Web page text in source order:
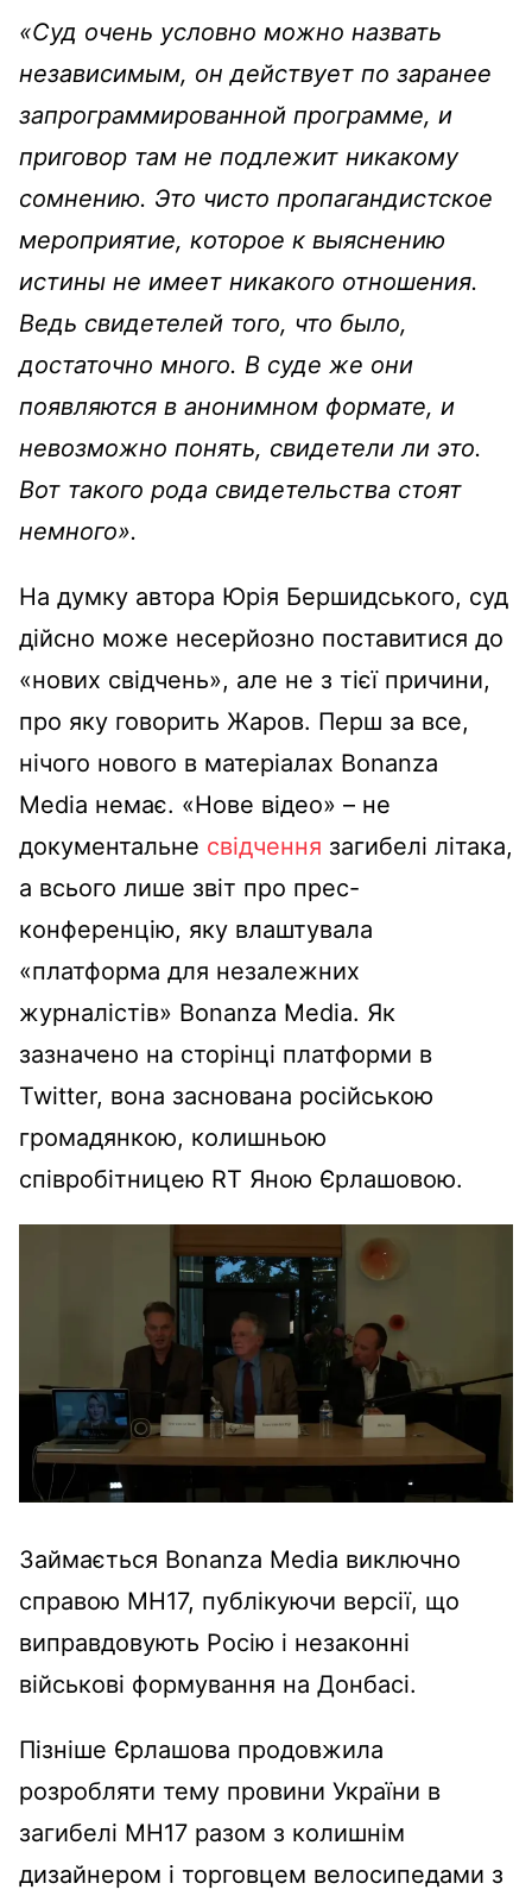
«Суд очень условно можно назвать
независимым, он действует по заранее
запрограммированной программе, и
приговор там не подлежит никакому
сомнению. Это чисто пропагандистское
мероприятие, которое к выяснению
истины не имеет никакого отношения.
Ведь свидетелей того, что было,
достаточно много. В суде же они
появляются в анонимном формате, и
невозможно понять, свидетели ли это.
Вот такого рода свидетельства стоят
немного».
На думку автора Юрія Бершидського, суд
дійсно може несерйозно поставитися до
«нових свідчень», але не з тієї причини,
про яку говорить Жаров. Перш за все,
нічого нового в матеріалах Bonanza
Media немає. «Нове відео» – не
документальне свідчення загибелі літака,
а всього лише звіт про прес-
конференцію, яку влаштувала
«платформа для незалежних
журналістів» Bonanza Media. Як
зазначено на сторінці платформи в
Twitter, вона заснована російською
громадянкою, колишньою
співробітницею RT Яною Єрлашовою.
Займається Bonanza Media виключно
справою MH17, публікуючи версії, що
виправдовують Росію і незаконні
військові формування на Донбасі.
Пізніше Єрлашова продовжила
розробляти тему провини України в
загибелі MH17 разом з колишнім
дизайнером і торговцем велосипедами з